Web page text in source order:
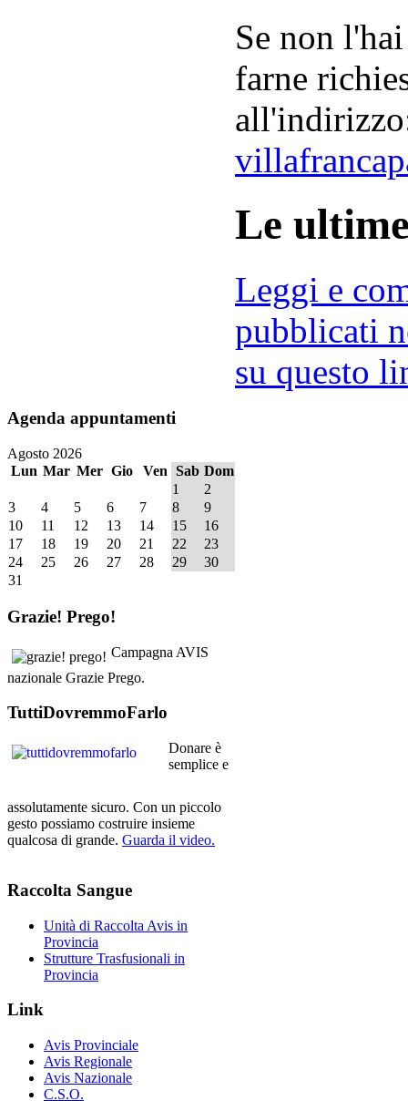
Se non
farne
Le
Leggi e
pubblicati
su questo
Agenda appuntamenti
Agosto 2026
Lun Mar Mer Gio Ven Sab Dom
1
2
3
4 5 6 7 8
9
10
11 12 13 14 15
16
17
18 19 20 21 22
23
24
25 26 27 28 29
30
31
Grazie! Prego!
Campagna AVIS
nazionale Grazie Prego.
TuttiDovremmoFarlo
Donare è
semplice e
assolutamente sicuro. Con un piccolo
gesto possiamo costruire insieme
qualcosa di grande. Guarda il video.
Raccolta Sangue
Unità di Raccolta Avis in
Provincia
Strutture Trasfusionali in
Provincia
Link
Avis Provinciale
Avis Regionale
Avis Nazionale
C.S.O.